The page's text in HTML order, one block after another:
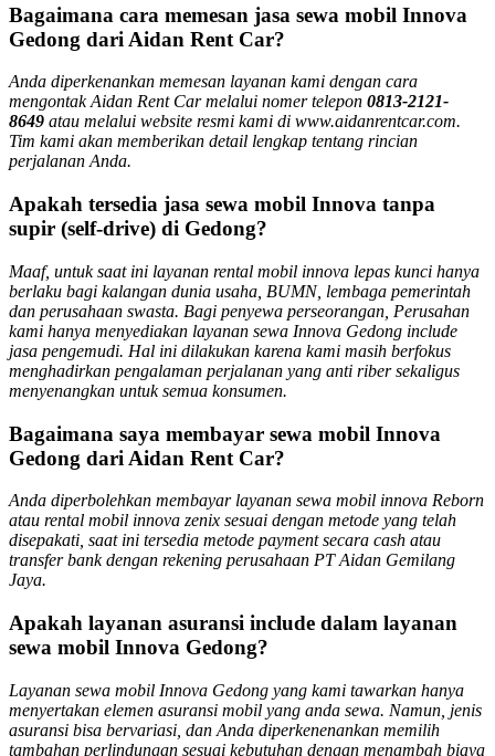
Bagaimana cara memesan jasa sewa mobil Innova
Gedong dari Aidan Rent Car?
Anda diperkenankan memesan layanan kami dengan cara
mengontak Aidan Rent Car melalui nomer telepon 0813-2121-
8649 atau melalui website resmi kami di www.aidanrentcar.com.
Tim kami akan memberikan detail lengkap tentang rincian
perjalanan Anda.
Apakah tersedia jasa sewa mobil Innova tanpa
supir (self-drive) di Gedong?
Maaf, untuk saat ini layanan rental mobil innova lepas kunci hanya
berlaku bagi kalangan dunia usaha, BUMN, lembaga pemerintah
dan perusahaan swasta. Bagi penyewa perseorangan, Perusahan
kami hanya menyediakan layanan sewa Innova Gedong include
jasa pengemudi. Hal ini dilakukan karena kami masih berfokus
menghadirkan pengalaman perjalanan yang anti riber sekaligus
menyenangkan untuk semua konsumen.
Bagaimana saya membayar sewa mobil Innova
Gedong dari Aidan Rent Car?
Anda diperbolehkan membayar layanan sewa mobil innova Reborn
atau rental mobil innova zenix sesuai dengan metode yang telah
disepakati, saat ini tersedia metode payment secara cash atau
transfer bank dengan rekening perusahaan PT Aidan Gemilang
Jaya.
Apakah layanan asuransi include dalam layanan
sewa mobil Innova Gedong?
Layanan sewa mobil Innova Gedong yang kami tawarkan hanya
menyertakan elemen asuransi mobil yang anda sewa. Namun, jenis
asuransi bisa bervariasi, dan Anda diperkenenankan memilih
tambahan perlindungan sesuai kebutuhan dengan menambah biaya